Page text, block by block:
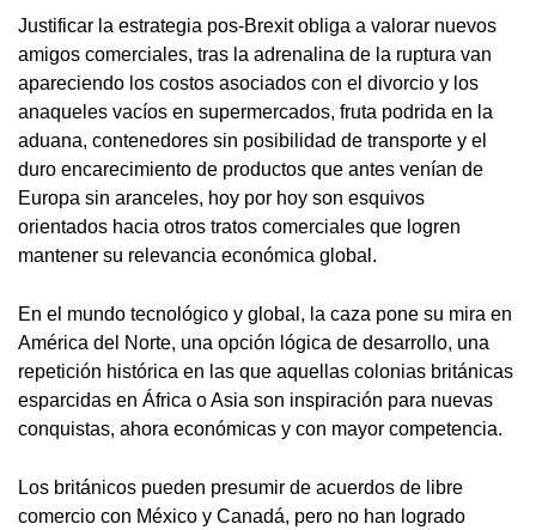
Justificar la estrategia pos-Brexit obliga a valorar nuevos
amigos comerciales, tras la adrenalina de la ruptura van
apareciendo los costos asociados con el divorcio y los
anaqueles vacíos en supermercados, fruta podrida en la
aduana, contenedores sin posibilidad de transporte y el
duro encarecimiento de productos que antes venían de
Europa sin aranceles, hoy por hoy son esquivos
orientados hacia otros tratos comerciales que logren
mantener su relevancia económica global.
En el mundo tecnológico y global, la caza pone su mira en
América del Norte, una opción lógica de desarrollo, una
repetición histórica en las que aquellas colonias británicas
esparcidas en África o Asia son inspiración para nuevas
conquistas, ahora económicas y con mayor competencia.
Los británicos pueden presumir de acuerdos de libre
comercio con México y Canadá, pero no han logrado